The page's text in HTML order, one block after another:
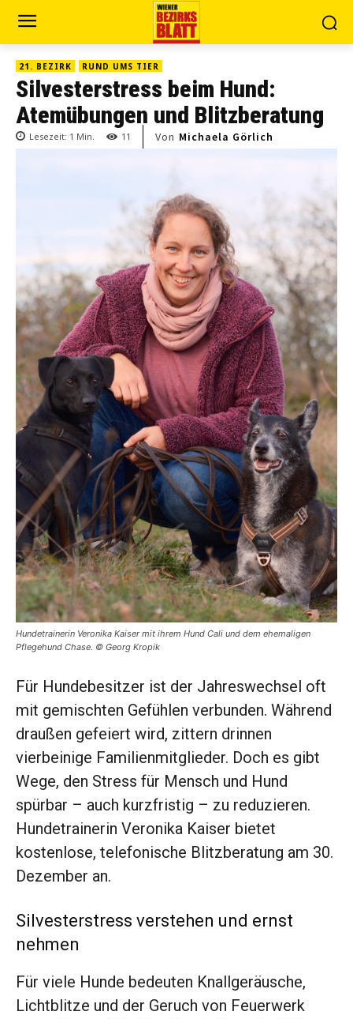
21. BEZIRK RUND UMS TIER
Silvesterstress beim Hund:
Atemübungen und Blitzberatung
Lesezeit: 1 Min. 11 Von Michaela Görlich
Hundetrainerin Veronika Kaiser mit ihrem Hund Cali und dem ehemaligen
Pflegehund Chase. © Georg Kropik
Für Hundebesitzer ist der Jahreswechsel oft
mit gemischten Gefühlen verbunden. Während
draußen gefeiert wird, zittern drinnen
vierbeinige Familienmitglieder. Doch es gibt
Wege, den Stress für Mensch und Hund
spürbar – auch kurzfristig – zu reduzieren.
Hundetrainerin Veronika Kaiser bietet
kostenlose, telefonische Blitzberatung am 30.
Dezember an.
Silvesterstress verstehen und ernst
nehmen
Für viele Hunde bedeuten Knallgeräusche,
Lichtblitze und der Geruch von Feuerwerk